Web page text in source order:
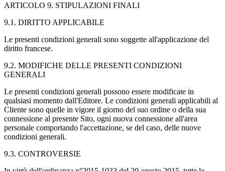
ARTICOLO 9. STIPULAZIONI FINALI
9.1. DIRITTO APPLICABILE
Le presenti condizioni generali sono soggette all'applicazione del
diritto francese.
9.2. MODIFICHE DELLE PRESENTI CONDIZIONI
GENERALI
Le presenti condizioni generali possono essere modificate in
qualsiasi momento dall'Editore. Le condizioni generali applicabili al
Cliente sono quelle in vigore il giorno del suo ordine o della sua
connessione al presente Sito, ogni nuova connessione all'area
personale comportando l'accettazione, se del caso, delle nuove
condizioni generali.
9.3. CONTROVERSIE